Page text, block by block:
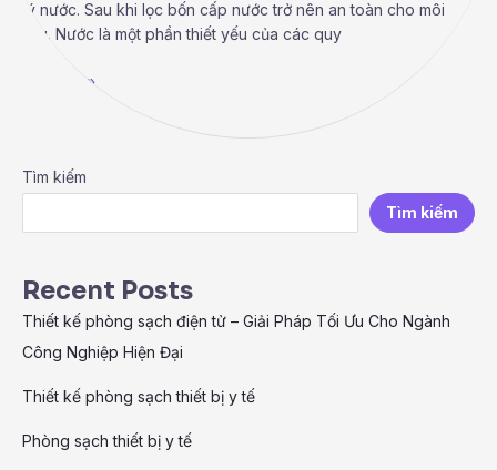
xử lý nước. Sau khi lọc bốn cấp nước trở nên an toàn cho môi
trường. Nước là một phần thiết yếu của các quy
Read More »
Tìm kiếm
Tìm kiếm
Recent Posts
Thiết kế phòng sạch điện tử – Giải Pháp Tối Ưu Cho Ngành
Công Nghiệp Hiện Đại
Thiết kế phòng sạch thiết bị y tế
Phòng sạch thiết bị y tế